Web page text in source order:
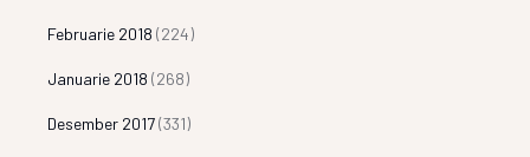
Februarie 2018 (224)
Januarie 2018 (268)
Desember 2017(331)